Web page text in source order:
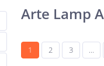
Arte Lamp
1 2 3 ...